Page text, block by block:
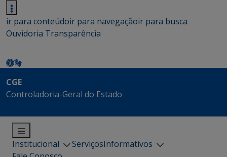
ir para conteúdoir para navegaçãoir para busca
Ouvidoria Transparência
CGE
Controladoria-Geral do Estado
Institucional ServiçosInformativos